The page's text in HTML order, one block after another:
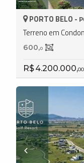
PORTO BELO -
Terreno em
600,0
R$ 4.200.000,00